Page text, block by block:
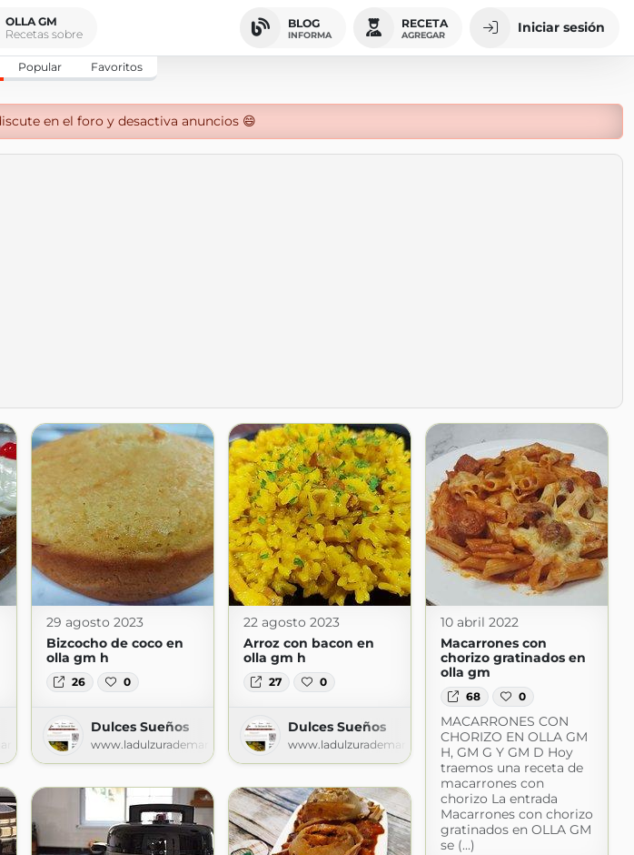
OLLA GM
Recetas sobre
BLOG
INFORMA
RECETA
AGREGAR Iniciar sesión
Popular Favoritos
en el foro y desactiva anuncios 😄
29 agosto 2023
Bizcocho de coco en
olla gm h
26 0
Dulces Sueños
www.ladulzurademari.es
22 agosto 2023
Arroz con bacon en
olla gm h
27 0
Dulces Sueños
www.ladulzurademari.es
10 abril 2022
Macarrones con
chorizo gratinados en
olla gm
68 0
MACARRONES CON
CHORIZO EN OLLA GM
H, GM G Y GM D Hoy
traemos una receta de
macarrones con
chorizo La entrada
Macarrones con chorizo
gratinados en OLLA GM
se (...)